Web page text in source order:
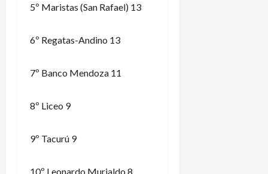
5º Maristas (San Rafael) 13
6º Regatas-Andino 13
7º Banco Mendoza 11
8º Liceo 9
9º Tacurú 9
10º Leonardo Murialdo 8